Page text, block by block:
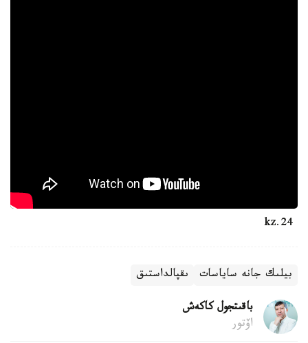
بيلىك جانە ساياسات ىقپالداستىق
باقىتجول كاكەش
اۆتور